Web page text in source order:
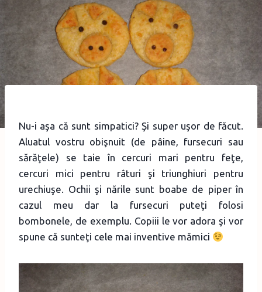
Nu-i aşa că sunt simpatici? Şi super uşor de făcut.
Aluatul vostru obişnuit (de pâine, fursecuri sau
sărăţele) se taie în cercuri mari pentru feţe,
cercuri mici pentru râturi şi triunghiuri pentru
urechiuşe. Ochii şi nările sunt boabe de piper în
cazul meu dar la fursecuri puteţi folosi
bombonele, de exemplu. Copiii le vor adora şi vor
spune că sunteţi cele mai inventive mămici